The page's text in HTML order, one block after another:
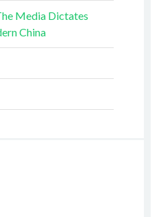
Media Dictates
China